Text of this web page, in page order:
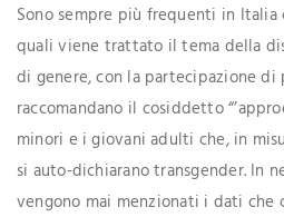
Sono sempre più frequenti in Italia
quali viene trattato il tema della
di genere, con la partecipazione
raccomandano il cosiddetto
minori e i giovani adulti che, in
si auto-dichiarano transgender. In
vengono mai menzionati i dati che